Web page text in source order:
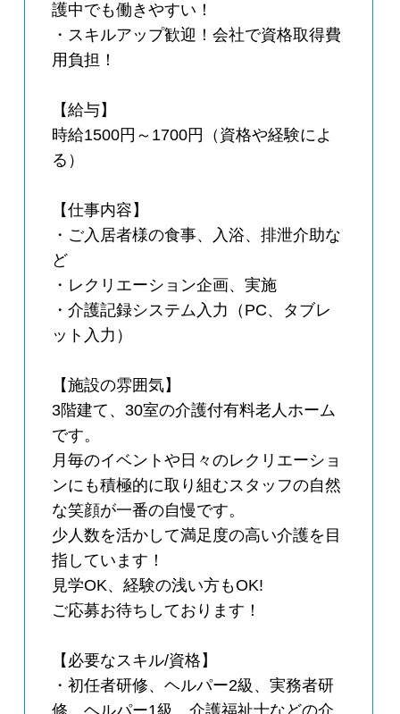
護中でも働きやすい！
・スキルアップ歓迎！会社で資格取得費
用負担！
【給与】
時給1500円～1700円（資格や経験によ
る）
【仕事内容】
・ご入居者様の食事、入浴、排泄介助な
ど
・レクリエーション企画、実施
・介護記録システム入力（PC、タブレ
ット入力）
【施設の雰囲気】
3階建て、30室の介護付有料老人ホーム
です。
月毎のイベントや日々のレクリエーショ
ンにも積極的に取り組むスタッフの自然
な笑顔が一番の自慢です。
少人数を活かして満足度の高い介護を目
指しています！
見学OK、経験の浅い方もOK!
ご応募お待ちしております！
【必要なスキル/資格】
・初任者研修、ヘルパー2級、実務者研